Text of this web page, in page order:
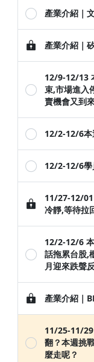
官方帳號
享有「渠
播」！
產業介紹｜
產業介紹｜
12/9-12/13
束,市場進入
賣機會又到
12/2-12/6本
12/2-12/6學
11/27-12/01
冷靜,等待拉
12/2-12/6
話拖累台股,
月迎來跌聲
產業介紹｜
11/25-11/29
翻？本週挑
麼走呢？